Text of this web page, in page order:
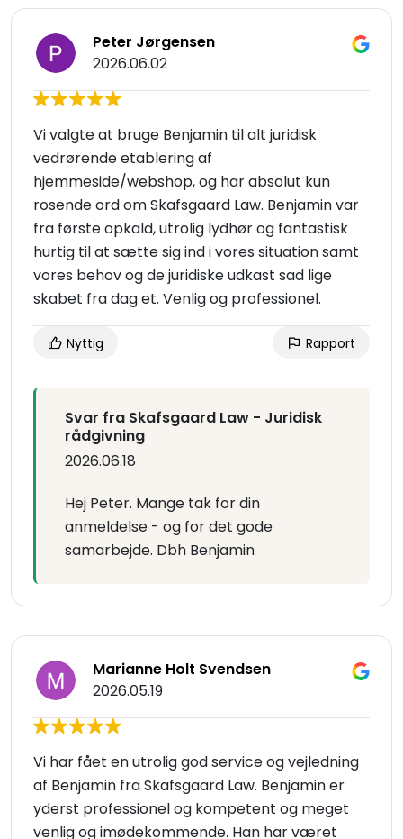
Peter Jørgensen
2026.06.02
Vi valgte at bruge Benjamin til alt juridisk
vedrørende etablering af
hjemmeside/webshop, og har absolut kun
rosende ord om Skafsgaard Law. Benjamin var
fra første opkald, utrolig lydhør og fantastisk
hurtig til at sætte sig ind i vores situation samt
vores behov og de juridiske udkast sad lige
skabet fra dag et. Venlig og professionel.
Nyttig Rapport
Svar fra Skafsgaard Law - Juridisk
rådgivning
2026.06.18
Hej Peter. Mange tak for din
anmeldelse - og for det gode
samarbejde. Dbh Benjamin
Marianne Holt Svendsen
2026.05.19
Vi har fået en utrolig god service og vejledning
af Benjamin fra Skafsgaard Law. Benjamin er
yderst professionel og kompetent og meget
venlig og imødekommende. Han har været